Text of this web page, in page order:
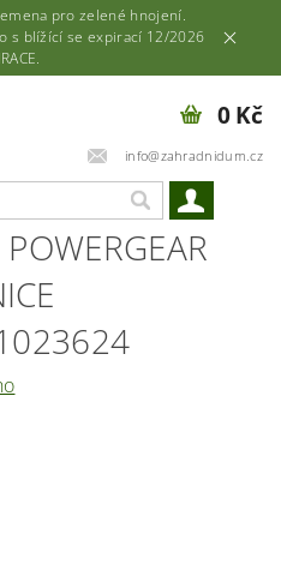
pro zelené hnojení.
s blížící se expirací 12/2026
info@zahradnidum.cz
0 Kč